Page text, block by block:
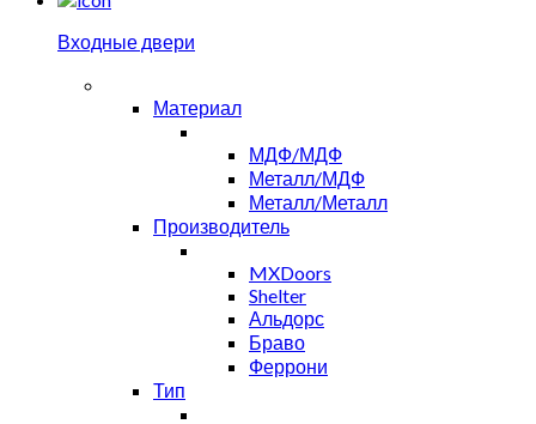
Входные двери
Материал
МДФ/МДФ
Металл/МДФ
Металл/Металл
Производитель
MXDoors
Shelter
Альдорс
Браво
Феррони
Тип